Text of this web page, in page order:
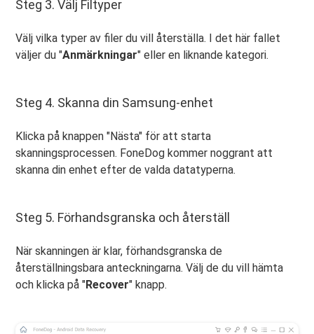
Steg 3. Välj Filtyper
Välj vilka typer av filer du vill återställa. I det här fallet
väljer du "Anmärkningar" eller en liknande kategori.
Steg 4. Skanna din Samsung-enhet
Klicka på knappen "Nästa" för att starta
skanningsprocessen. FoneDog kommer noggrant att
skanna din enhet efter de valda datatyperna.
Steg 5. Förhandsgranska och återställ
När skanningen är klar, förhandsgranska de
återställningsbara anteckningarna. Välj de du vill hämta
och klicka på "Recover" knapp.